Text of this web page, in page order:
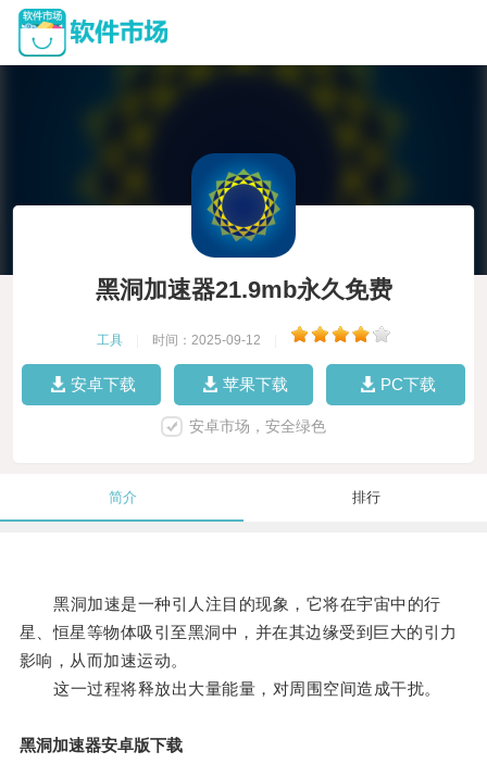
黑洞加速器21.9mb永久免费
工具 时间：2025-09-12
安卓下载 苹果下载 PC下载
安卓市场，安全绿色
简介 排行
黑洞加速是一种引人注目的现象，它将在宇宙中的行
星、恒星等物体吸引至黑洞中，并在其边缘受到巨大的引力
影响，从而加速运动。
这一过程将释放出大量能量，对周围空间造成干扰。
黑洞加速器安卓版下载